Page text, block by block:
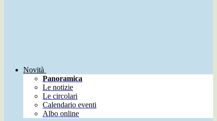
Novità
Panoramica
Le notizie
Le circolari
Calendario eventi
Albo online